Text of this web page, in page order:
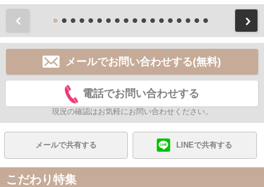
メールでお問い合わせする(無料)
電話でお問い合わせする
現況の確認はお気軽にお問い合わせください。
メールで共有する LINEで共有する
こだわり特集